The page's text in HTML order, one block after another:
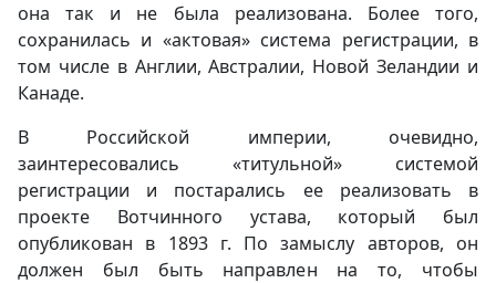
она так и не была реализована. Более того,
сохранилась и «актовая» система регистрации, в
том числе в Англии, Австралии, Новой Зеландии и
Канаде.
В Российской империи, очевидно,
заинтересовались «титульной» системой
регистрации и постарались ее реализовать в
проекте Вотчинного устава, который был
опубликован в 1893 г. По замыслу авторов, он
должен был быть направлен на то, чтобы